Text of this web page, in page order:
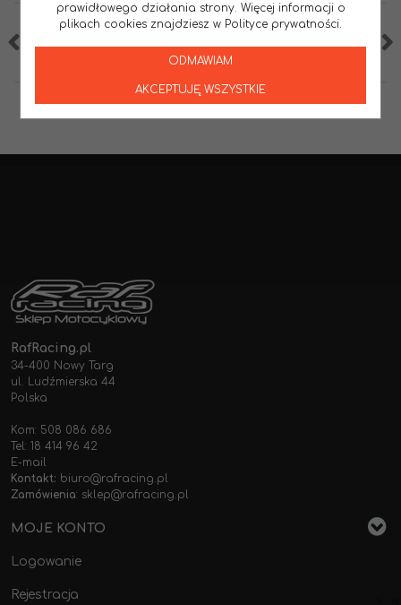
RafRacing.pl
34-400 Nowy Targ
ul. Ludźmierska 44
Polska
Kom: 508 086 686
Tel: 18 414 96 42
E-mail
Kontakt: biuro@rafracing.pl
Zamówienia: sklep@rafracing.pl
MOJE KONTO
Logowanie
Rejestracja
prawidłowego działania strony. Więcej informacji o
plikach cookies znajdziesz w Polityce prywatności.
ODMAWIAM
AKCEPTUJĘ WSZYSTKIE